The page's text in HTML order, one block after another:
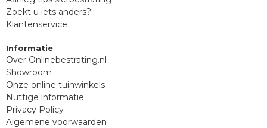
Zoekt u iets anders?
Klantenservice
Informatie
Over Onlinebestrating.nl
Showroom
Onze online tuinwinkels
Nuttige informatie
Privacy Policy
Algemene voorwaarden